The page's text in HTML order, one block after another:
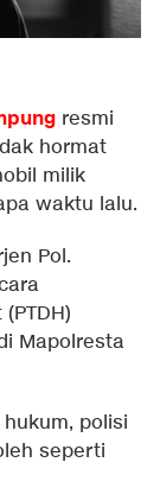
resmi
hormat
milik
waktu lalu.
Pol.
Mapolresta
polisi
seperti